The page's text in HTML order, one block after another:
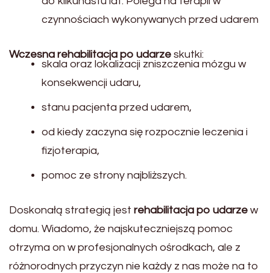
czynnościach wykonywanych przed udarem
Wczesna rehabilitacja po udarze skutki:
skala oraz lokalizacji zniszczenia mózgu w
konsekwencji udaru,
stanu pacjenta przed udarem,
od kiedy zaczyna się rozpocznie leczenia i
fizjoterapia,
pomoc ze strony najbliższych.
Doskonałą strategią jest rehabilitacja po udarze w
domu. Wiadomo, że najskuteczniejszą pomoc
otrzyma on w profesjonalnych ośrodkach, ale z
różnorodnych przyczyn nie każdy z nas może na to